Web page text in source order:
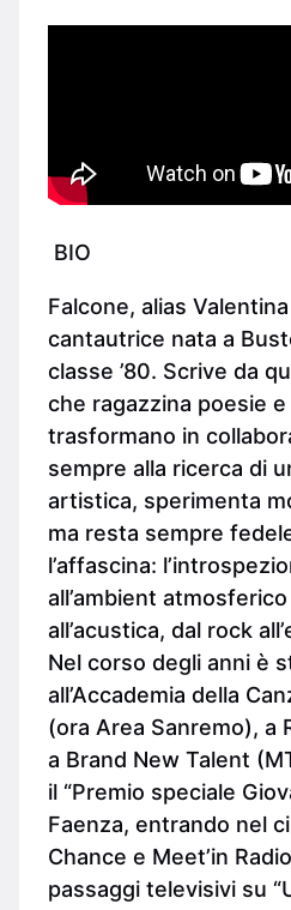
BIO
Falcone, alias
cantautrice nata a
classe ’80. Scrive da
che ragazzina poesie
trasformano in
sempre alla ricerca di
artistica, sperimenta
ma resta sempre
l’affascina:
all’ambient
all’acustica, dal rock
Nel corso degli anni è
all’Accademia della
(ora Area Sanremo), a
a Brand New Talent
il “Premio speciale
Faenza, entrando nel
Chance e Meet’in
passaggi televisivi su